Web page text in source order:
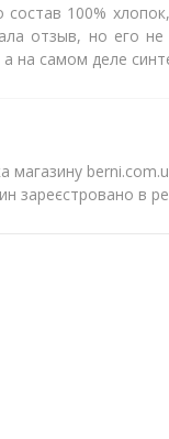
состав 100%
отзыв, но его
на самом деле
магазину
зареєстровано в